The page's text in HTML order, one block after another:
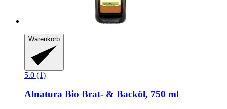
Warenkorb
5.0 (1)
Alnatura Bio Brat-​ & Backöl, 750 ml